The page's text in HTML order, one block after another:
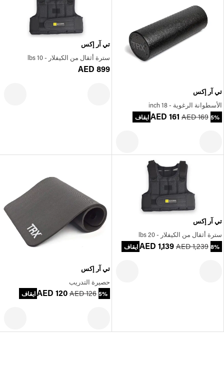
تي آر إكس
الأسطوانة الرغوية - 18 inch
AED 161 AED 169 5% ايقاف
تي آر إكس
سترة أثقال من الكيفلار - 10 lbs
AED 899
تي آر إكس
سترة أثقال من الكيفلار - 20 lbs
AED 1,139 AED 1,239 8% ايقاف
تي آر إكس
حصيرة التدريب
AED 120 AED 126 5% ايقاف